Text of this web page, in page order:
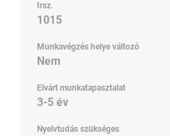
Irsz.
1015
Munkavégzés helye változó
Nem
Elvárt munkatapasztalat
3-5 év
Nyelvtudás szükséges
megtekintéséhez.